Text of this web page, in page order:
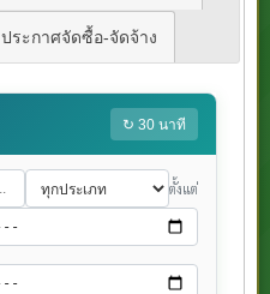
ประกาศจัดซื้อ-จัดจ้าง